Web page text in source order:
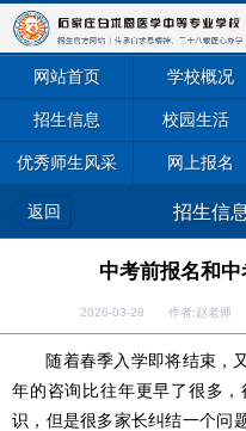
网站首页 学校概况
招生信息 校园生活
优秀师生风采 网上报名
返回 招生信息
中考前报名和
2026-03-28 作者:赵老师
随着春季入学即将结束，又
年的咨询比往年更早了很多
识，但是很多家长纠结一个问